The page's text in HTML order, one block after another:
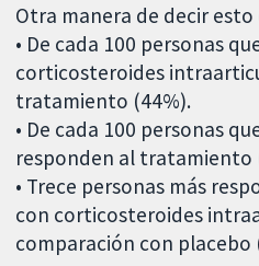
Otra manera de decir esto
• De cada 100 personas
corticosteroides
tratamiento (44%).
• De cada 100 personas
responden al tratamiento
• Trece personas más
con corticosteroides
comparación con placebo